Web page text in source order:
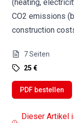
(heating,
CO2 emissions
construction
7Seiten
25 €
PDF bestellen
Dieser Artikel